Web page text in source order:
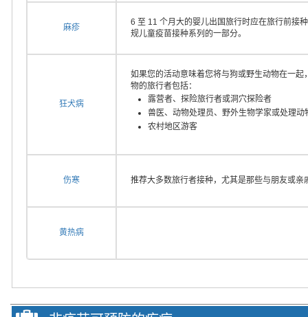
麻疹
6 至 11 个月大的婴儿出国旅行时应在旅行前接
规儿童疫苗接种系列的一部分。
狂犬病
如果您的活动意味着您将与狗或野生动物在一
物的旅行者包括：
露营者、探险旅行者或洞穴探险者
兽医、动物处理员、野外生物学家或处理
农村地区游客
伤寒 推荐大多数旅行者接种，尤其是那些与朋友或
黄热病